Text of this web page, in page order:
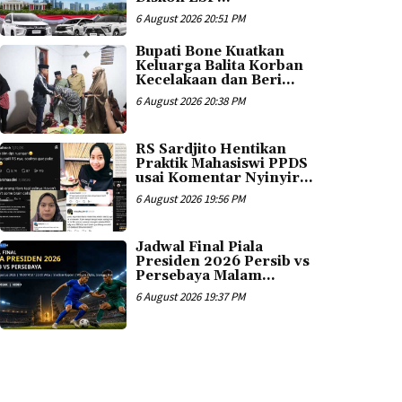
6 August 2026 20:51 PM
Bupati Bone Kuatkan
Keluarga Balita Korban
Kecelakaan dan Beri...
6 August 2026 20:38 PM
RS Sardjito Hentikan
Praktik Mahasiswi PPDS
usai Komentar Nyinyir...
6 August 2026 19:56 PM
Jadwal Final Piala
Presiden 2026 Persib vs
Persebaya Malam...
6 August 2026 19:37 PM